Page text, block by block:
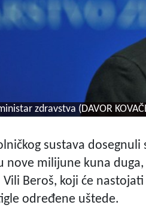
zdravstva (DAVOR
sustava
nove milijune kuna
Vili Beroš, koji će
određene uštede.